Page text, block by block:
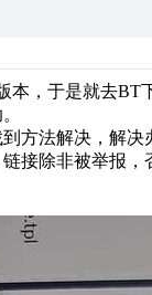
，于是就去BT
方法解决，解决
接除非被举报，